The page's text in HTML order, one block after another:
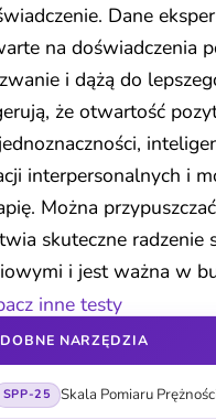
Dane
na doświadczenia
i dążą do
że otwartość
interpersonalnych i
Można
skuteczne
i jest ważna w
inne testy
NARZĘDZIA
SPP-25 Skala Pomiaru